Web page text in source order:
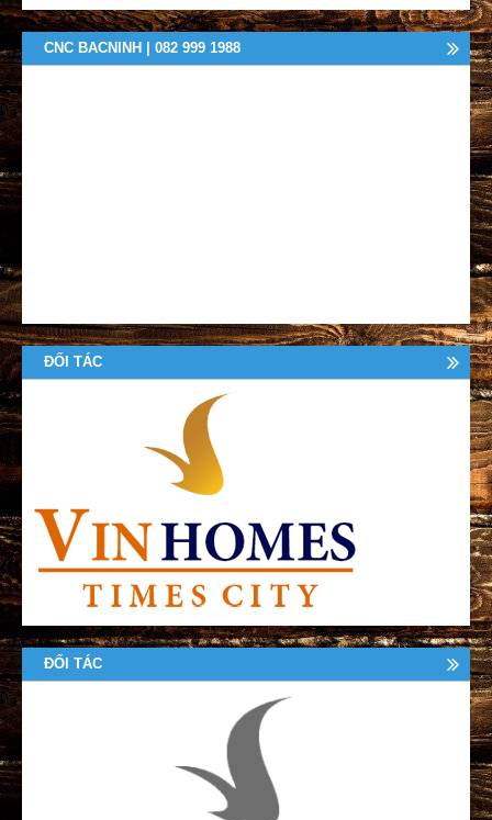
CNC BACNINH | 082 999 1988
ĐỐI TÁC
ĐỐI TÁC